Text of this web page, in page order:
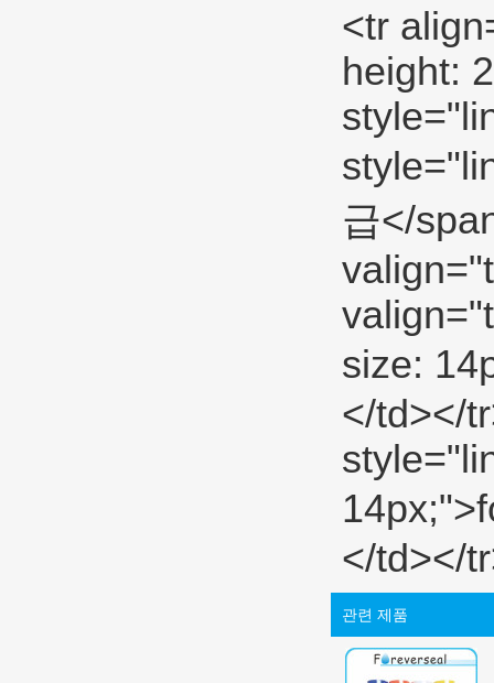
<tr
height:
급</
size:
</td></
</td></
관련 제품